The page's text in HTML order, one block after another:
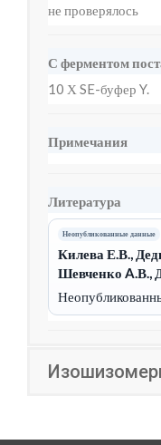
не проверялось
С ферментом
10 Х SE-буфер Y.
Примечания
Литература
Неопубликованные данные
Килева Е.В.,
Шевченко A.В.,